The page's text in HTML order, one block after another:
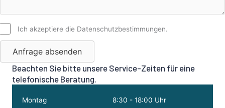
Ich akzeptiere die Datenschutzbestimmungen.
Anfrage absenden
Beachten Sie bitte unsere Service-Zeiten für eine
telefonische Beratung.
Montag 8:30 - 18:00 Uhr